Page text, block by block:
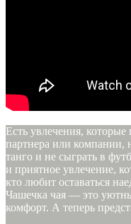
Есть увлечения, которые
партнера или компании,
танго и не сыграть в
и приятное увлечение,
кто любит оставаться
Чашечка чая — это
комфорт. А теперь